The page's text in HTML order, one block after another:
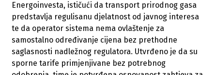
Energoinvesta, ističući da transport prirodnog gasa
predstavlja regulisanu djelatnost od javnog interesa
te da operator sistema nema ovlaštenje za
samostalno određivanje cijena bez prethodne
saglasnosti nadležnog regulatora. Utvrđeno je da su
sporne tarife primjenjivane bez potrebnog